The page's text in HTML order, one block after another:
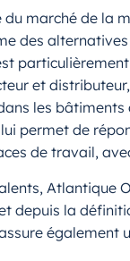
marché de la
des
et
les
permet de
de travail,
Atlantique
la
également